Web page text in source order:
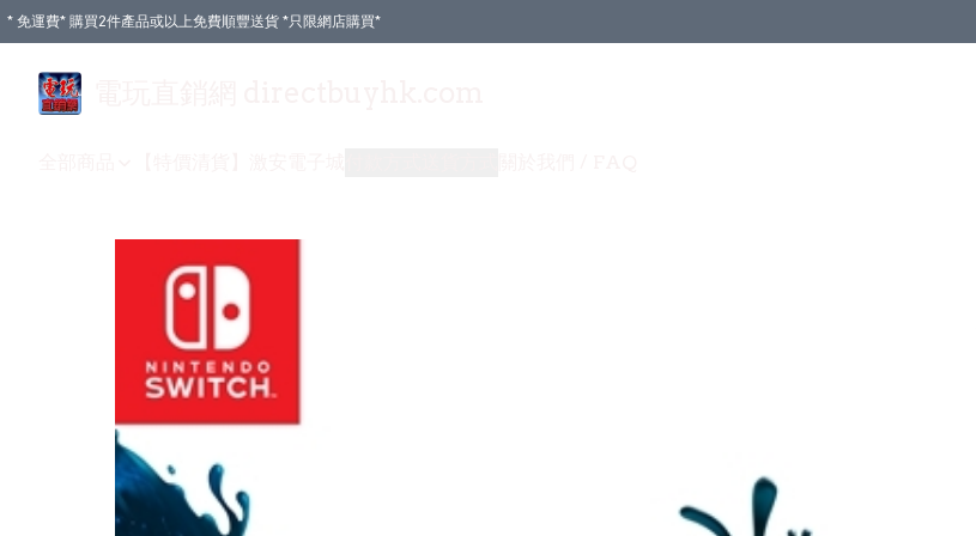
* 免運費* 購買2件產品或以上免費順豐送貨 *只限網店購買*